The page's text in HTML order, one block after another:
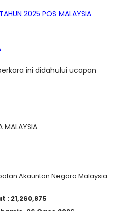
2025 POS MALAYSIA
ini didahului ucapan
MALAYSIA
Akauntan Negara Malaysia
: 21,260,875